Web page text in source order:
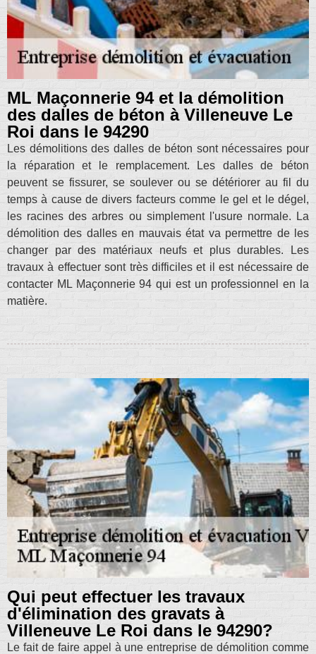
ML Maçonnerie 94 et la démolition
des dalles de béton à Villeneuve Le
Roi dans le 94290
Les démolitions des dalles de béton sont nécessaires pour
la réparation et le remplacement. Les dalles de béton
peuvent se fissurer, se soulever ou se détériorer au fil du
temps à cause de divers facteurs comme le gel et le dégel,
les racines des arbres ou simplement l'usure normale. La
démolition des dalles en mauvais état va permettre de les
changer par des matériaux neufs et plus durables. Les
travaux à effectuer sont très difficiles et il est nécessaire de
contacter ML Maçonnerie 94 qui est un professionnel en la
matière.
Qui peut effectuer les travaux
d'élimination des gravats à
Villeneuve Le Roi dans le 94290?
Le fait de faire appel à une entreprise de démolition comme